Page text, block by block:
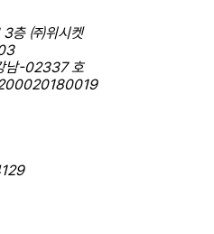
3층 ㈜위시켓
남-02337 호